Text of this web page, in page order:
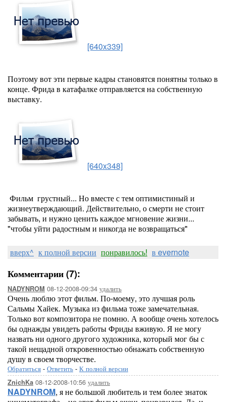
[640x339]
Поэтому вот эти первые кадры становятся понятны только в
конце. Фрида в катафалке отправляется на собственную
выставку.
[640x348]
Фильм грустный... Но вместе с тем оптимистиный и
жизнеутверждающий. Действительно, о смерти не стоит
забывать, и нужно ценить каждое мгновение жизни...
"чтобы уйти радостным и никогда не возвращаться"
вверх^ к полной версии понравилось! в evernote
Комментарии (7):
NADYNROM 08-12-2008-09:34 удалить
Очень люблю этот фильм. По-моему, это лучшая роль
Сальмы Хайек. Музыка из фильма тоже замечательная.
Только вот композитора не помню. А вообще очень хотелось
бы однажды увидеть работы Фриды вживую. Я не могу
назвать ни одного другого художника, который мог бы с
такой нещадной откровенностью обнажать собственную
душу в своем творчестве.
Обратиться - Ответить - К полной версии
ZnichKa 08-12-2008-10:56 удалить
NADYNROM, я не большой любитель и тем более знаток